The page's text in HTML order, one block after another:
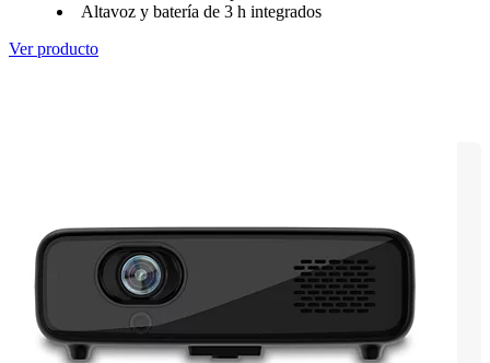
Altavoz y batería de 3 h integrados
Ver producto